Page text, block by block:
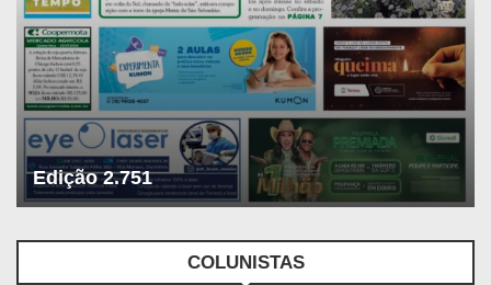
Edição 2.751
COLUNISTAS